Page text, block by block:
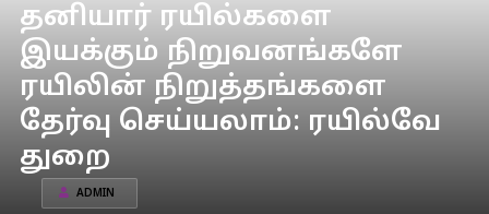
தனியார் ரயில்களை
இயக்கும் நிறுவனங்களே
ரயிலின் நிறுத்தங்களை
தேர்வு செய்யலாம்: ரயில்வே
துறை
ADMIN